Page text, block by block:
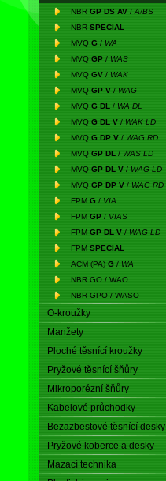
NBR GP DS AV / A/BS
NBR SPECIAL
MVQ G / WA
MVQ GP / WAS
MVQ GV / WAK
MVQ GP V / WAG
MVQ G DL / WA DL
MVQ G DL V / WAK LD
MVQ G DP V / WAG RD
MVQ GP DL / WAS LD
MVQ GP DL V / WAG LD
MVQ GP DP V / WAG RD
FPM G / VIA
FPM GP / VIAS
FPM GP DL V / WAG LD
FPM SPECIAL
ACM (PA) G / WA
NBR GO / WAO
NBR GPO / WASO
O-kroužky
Manžety
Ploché těsnící kroužky
Pryžové těsnící šňůry
Mikroporézní šňůry
Kabelové průchodky
Bezazbestové těsnící desky
Pryžové koberce a desky
Mazací technika